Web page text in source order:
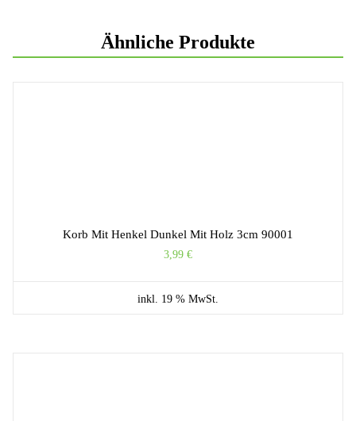
Ähnliche Produkte
Korb Mit Henkel Dunkel Mit Holz 3cm 90001
3,99 €
inkl. 19 % MwSt.